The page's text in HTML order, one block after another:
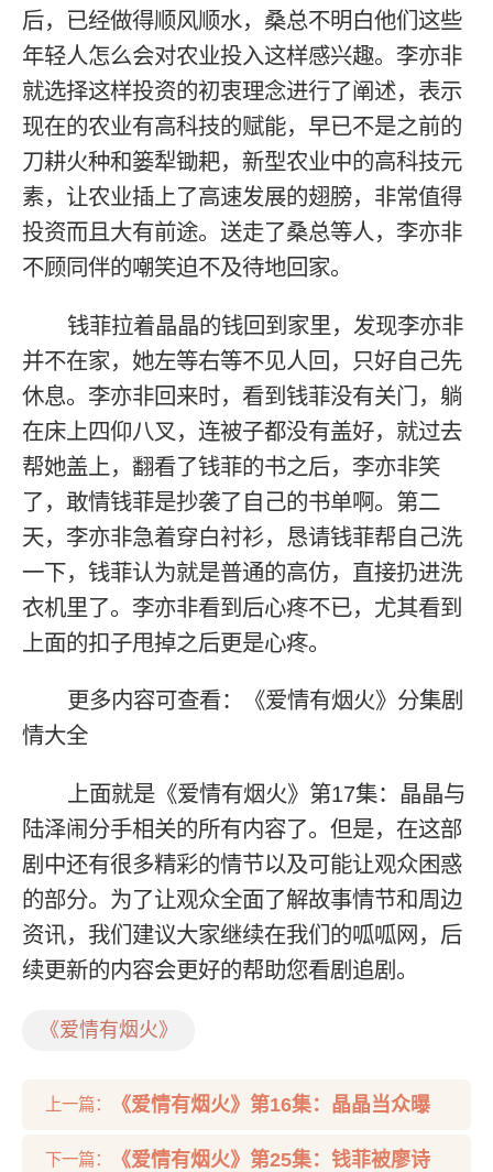
后，已经做得顺风顺水，桑总不明白他们这些
年轻人怎么会对农业投入这样感兴趣。李亦非
就选择这样投资的初衷理念进行了阐述，表示
现在的农业有高科技的赋能，早已不是之前的
刀耕火种和篓犁锄耙，新型农业中的高科技元
素，让农业插上了高速发展的翅膀，非常值得
投资而且大有前途。送走了桑总等人，李亦非
不顾同伴的嘲笑迫不及待地回家。
钱菲拉着晶晶的钱回到家里，发现李亦非
并不在家，她左等右等不见人回，只好自己先
休息。李亦非回来时，看到钱菲没有关门，躺
在床上四仰八叉，连被子都没有盖好，就过去
帮她盖上，翻看了钱菲的书之后，李亦非笑
了，敢情钱菲是抄袭了自己的书单啊。第二
天，李亦非急着穿白衬衫，恳请钱菲帮自己洗
一下，钱菲认为就是普通的高仿，直接扔进洗
衣机里了。李亦非看到后心疼不已，尤其看到
上面的扣子甩掉之后更是心疼。
更多内容可查看：《爱情有烟火》分集剧
情大全
上面就是《爱情有烟火》第17集：晶晶与
陆泽闹分手相关的所有内容了。但是，在这部
剧中还有很多精彩的情节以及可能让观众困惑
的部分。为了让观众全面了解故事情节和周边
资讯，我们建议大家继续在我们的呱呱网，后
续更新的内容会更好的帮助您看剧追剧。
《爱情有烟火》
上一篇： 《爱情有烟火》第16集：晶晶当众曝
光汪若海要钱真相
下一篇： 《爱情有烟火》第25集：钱菲被廖诗